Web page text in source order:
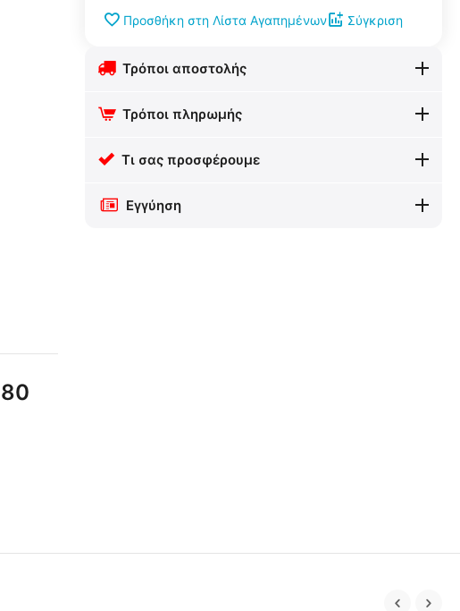
Προσθήκη στη Λίστα Αγαπημένων Σύγκριση
Τρόποι αποστολής
Τρόποι πληρωμής
Τι σας προσφέρουμε
Εγγύηση